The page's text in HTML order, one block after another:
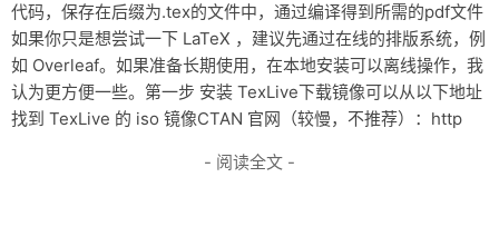
代码，保存在后缀为.tex的文件中，通过编译得到所需的pdf文件
如果你只是想尝试一下 LaTeX ，建议先通过在线的排版系统，例
如 Overleaf。如果准备长期使用，在本地安装可以离线操作，我
认为更方便一些。第一步 安装 TexLive下载镜像可以从以下地址
找到 TexLive 的 iso 镜像CTAN 官网（较慢，不推荐）：http
- 阅读全文 -